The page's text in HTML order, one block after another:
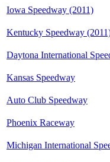
Iowa Speedway (2011)
Kentucky Speedway
Daytona International
Kansas Speedway
Auto Club Speedway
Phoenix Raceway
Michigan International